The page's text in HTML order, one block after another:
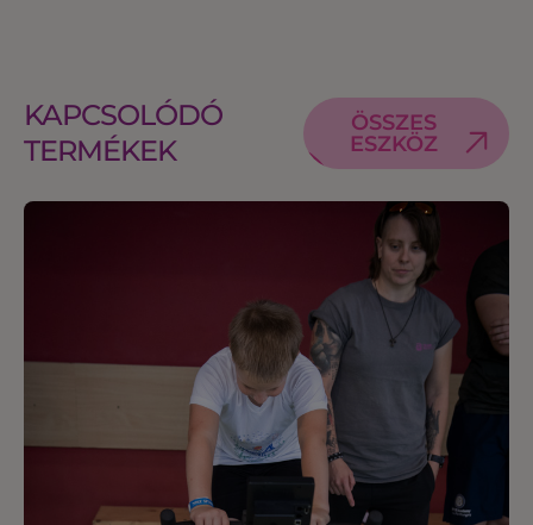
KAPCSOLÓDÓ
TERMÉKEK
ÖSSZES
ESZKÖZ